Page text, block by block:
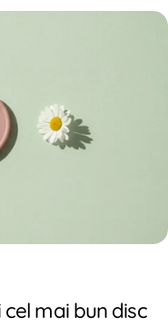
cel mai bun disc